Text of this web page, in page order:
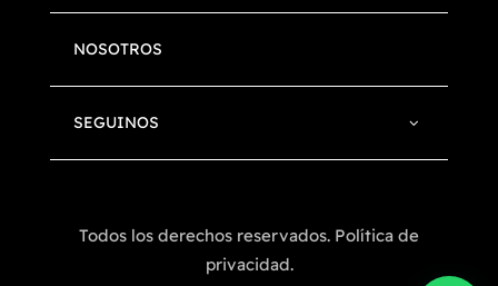
NOSOTROS
SEGUINOS
Todos los derechos reservados. Política de
privacidad.